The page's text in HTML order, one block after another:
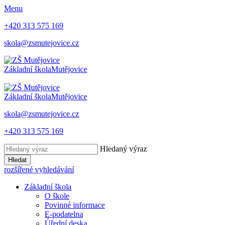
Menu
+420 313 575 169
skola@zsmutejovice.cz
Základní školaMutějovice
Základní školaMutějovice
skola@zsmutejovice.cz
+420 313 575 169
Hledaný výraz
Hledat
rozšířené vyhledávání
Základní škola
O škole
Povinné informace
E-podatelna
Úřední deska